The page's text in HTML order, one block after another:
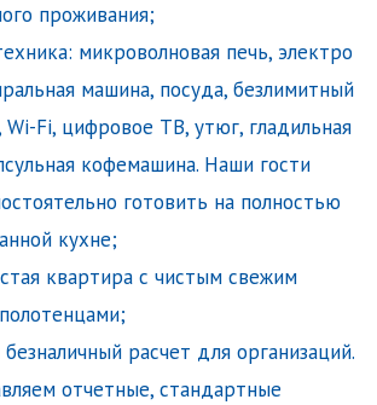
проживания;
микроволновая печь, электро
машина, посуда, безлимитный
Wi-Fi, цифровое ТВ, утюг, гладильная
кофемашина. Наши гости
готовить на полностью
кухне;
квартира с чистым свежим
расчет для организаций.
отчетные, стандартные